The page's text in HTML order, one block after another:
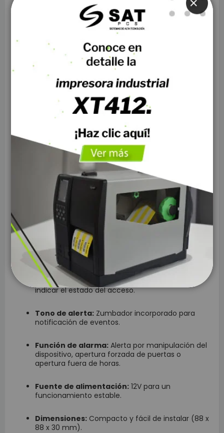
Plataforma de hardware:ARM9, para un
rendimiento ágil y seguro.
Capacidad de huellas dactilares:
hasta 500 huellas dactilares registradas.
Capacidad de contraseña:Permite hasta 500
grupos de contraseñas para usuarios.
Función de administrador:Admite 2 grupos de
administradores para registro y eliminación de
Soporte de función de disco:
descarga de datos de manera eficiente.
Soporte de tarjeta:Compatible con tarjetas
RFID estándar de 125 KHz.
Salida Wiegand
: Soporta salida Wiegand 26 para
integración con otros sistemas de control.
Velocidad de reconocimiento:
Menos de 1
segundo para un acceso rápido.
Indicadores LED:
Luces LED en rojo y azul para
indicar el estado del acceso.
Tono de alerta: Zumbador incorporado para
notificación de eventos.
Función de alarma: Alerta por manipulación del
dispositivo, apertura forzada de puertas o
apertura fuera de horas.
Fuente de alimentación: 12V para un
funcionamiento estable.
Dimensiones: Compacto y fácil de instalar (88 x
88 x 30 mm).
CLOSE